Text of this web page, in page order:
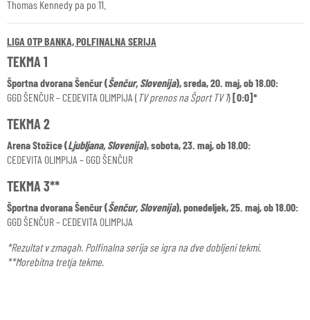
Thomas Kennedy pa po 11.
LIGA OTP BANKA, POLFINALNA SERIJA
TEKMA 1
Športna dvorana Šenčur (Šenčur, Slovenija), sreda, 20. maj, ob 18.00:
GGD ŠENČUR – CEDEVITA OLIMPIJA ( TV prenos na Šport TV 1)[0:0]*
TEKMA 2
Arena Stožice (Ljubljana, Slovenija), sobota, 23. maj, ob 18.00:
CEDEVITA OLIMPIJA – GGD ŠENČUR
TEKMA 3**
Športna dvorana Šenčur (Šenčur, Slovenija), ponedeljek, 25. maj, ob 18.00:
GGD ŠENČUR – CEDEVITA OLIMPIJA
*Rezultat v zmagah. Polfinalna serija se igra na dve dobljeni tekmi.
**Morebitna tretja tekme.